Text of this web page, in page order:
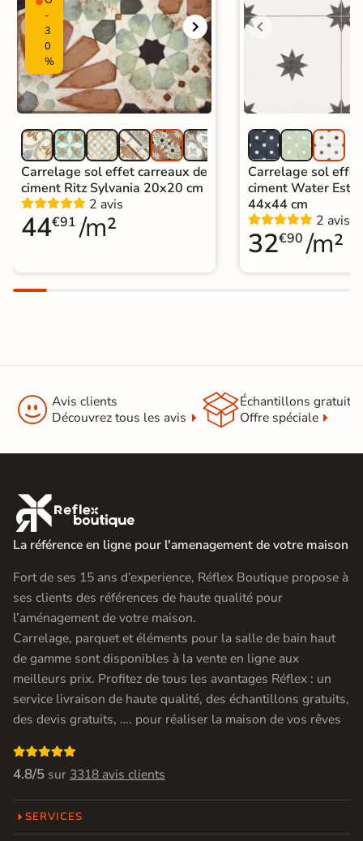
-
3
0
%
Carrelage sol effet carreaux de
ciment Ritz Sylvania 20x20 cm
2 avis
44€91 /m²
Carrelage sol
ciment Water
44x44 cm
2 avis
32€90 /m²
 Avis clients
Découvrez tous les avis
Échantillons gratuit
Offre spéciale

La référence en ligne pour l'amenagement de votre maison
Fort de ses 15 ans d’experience, Réflex Boutique propose à
ses clients des références de haute qualité pour
l’aménagement de votre maison.
Carrelage, parquet et éléments pour la salle de bain haut
de gamme sont disponibles à la vente en ligne aux
meilleurs prix. Profitez de tous les avantages Réflex : un
service livraison de haute qualité, des échantillons gratuits,
des devis gratuits, …. pour réaliser la maison de vos rêves

4.8/5 sur 3318 avis clients
SERVICES